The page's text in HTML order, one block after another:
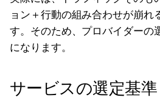
ョン＋行動の組み合わせが崩れ
す。そのため、プロバイダーの
になります。
サービスの選定基準